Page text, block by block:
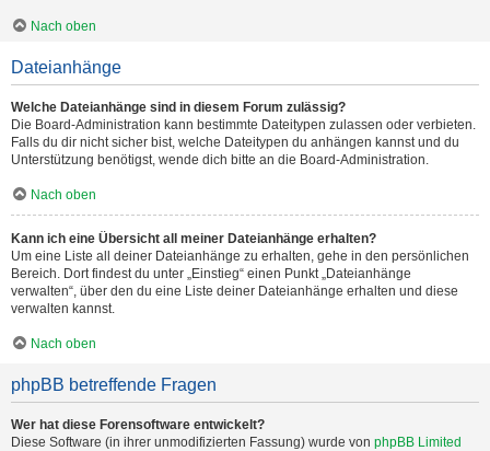
Nach oben
Dateianhänge
Welche Dateianhänge sind in diesem Forum zulässig?
Die Board-Administration kann bestimmte Dateitypen zulassen oder verbieten.
Falls du dir nicht sicher bist, welche Dateitypen du anhängen kannst und du
Unterstützung benötigst, wende dich bitte an die Board-Administration.
Nach oben
Kann ich eine Übersicht all meiner Dateianhänge erhalten?
Um eine Liste all deiner Dateianhänge zu erhalten, gehe in den persönlichen
Bereich. Dort findest du unter „Einstieg“ einen Punkt „Dateianhänge
verwalten“, über den du eine Liste deiner Dateianhänge erhalten und diese
verwalten kannst.
Nach oben
phpBB betreffende Fragen
Wer hat diese Forensoftware entwickelt?
Diese Software (in ihrer unmodifizierten Fassung) wurde von phpBB Limited